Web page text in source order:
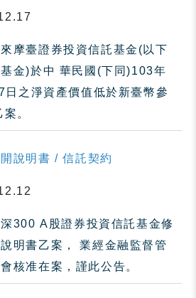
摩臺證券投資信託基金(以下
金)於中 華民國(下同)103年
日之淨資產價值低於新臺幣參
。
說明書 / 信託契約
300 A股證券投資信託基金修
明書乙案， 業經金融監督管
核准在案，謹此公告。